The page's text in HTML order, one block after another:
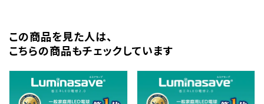
この商品を⾒た⼈は、
こちらの商品もチェックしています